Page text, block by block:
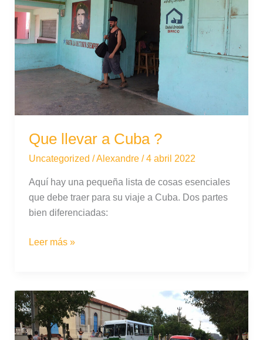
Que llevar a Cuba ?
Uncategorized /Alexandre /4 abril 2022
Aquí hay una pequeña lista de cosas esenciales
que debe traer para su viaje a Cuba. Dos partes
bien diferenciadas:
Que
?
Leer más »